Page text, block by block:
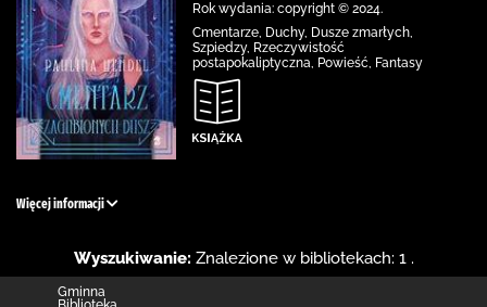
Rok wydania: copyright © 2024.
Cmentarze, Duchy, Dusze zmarłych,
Szpiedzy, Rzeczywistość
postapokaliptyczna, Powieść, Fantasy
Więcej informacji
Wyszukiwanie: Znalezione w bibliotekach: 1 .
Gminna